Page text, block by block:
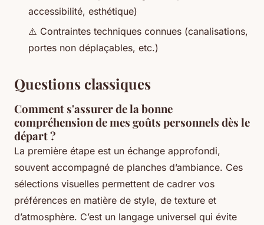
accessibilité, esthétique)
⚠️ Contraintes techniques connues (canalisations,
portes non déplaçables, etc.)
Questions classiques
Comment s'assurer de la bonne
compréhension de mes goûts personnels dès le
départ ?
La première étape est un échange approfondi,
souvent accompagné de planches d’ambiance. Ces
sélections visuelles permettent de cadrer vos
préférences en matière de style, de texture et
d’atmosphère. C’est un langage universel qui évite